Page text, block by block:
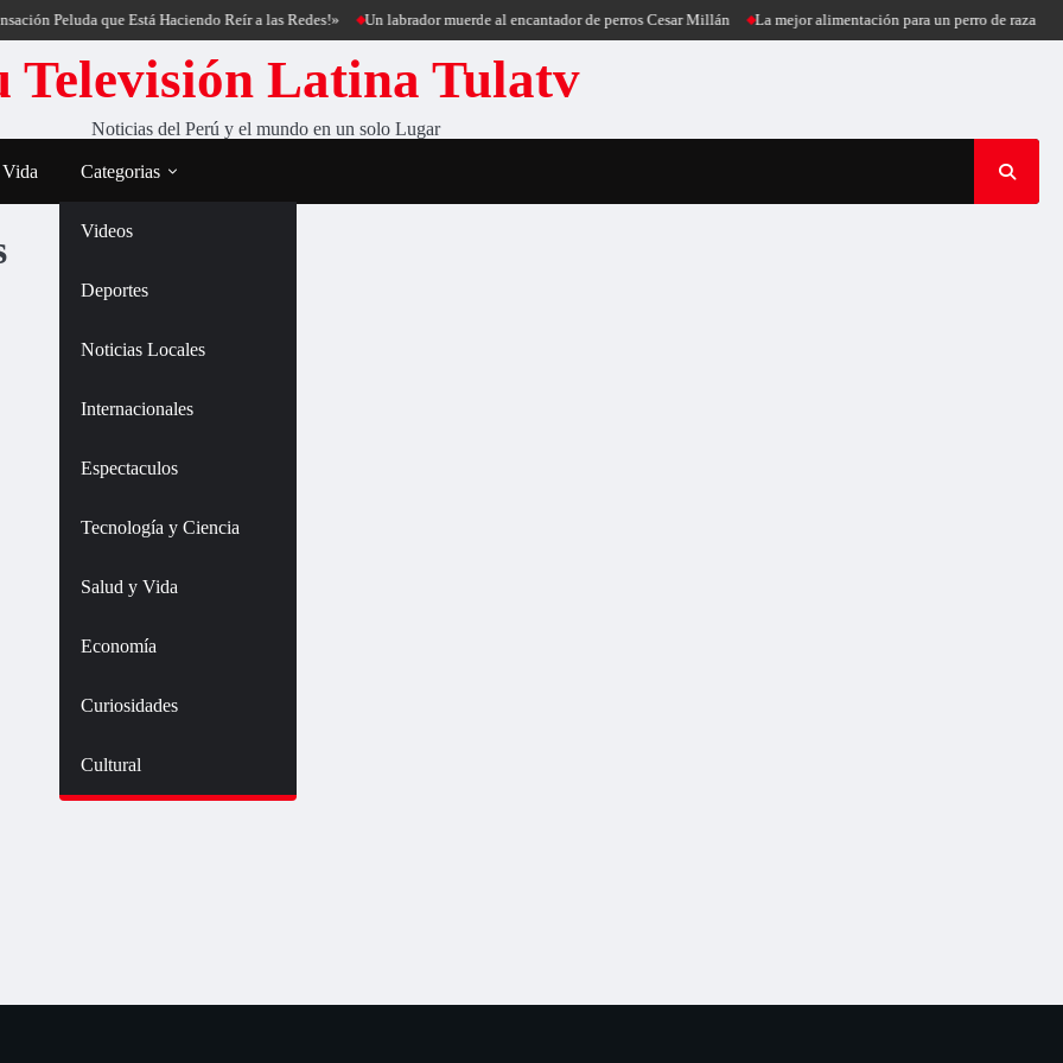
Peluda que Está Haciendo Reír a las Redes!» Un labrador muerde al encantador de perros Cesar Millán La mejor alimentación para un perro de raza
Televisión Latina Tulatv
Noticias del Perú y el mundo en un solo Lugar
Categorias
Videos
Deportes
Noticias Locales
Internacionales
Espectaculos
Tecnología y Ciencia
Salud y Vida
Economía
Curiosidades
Cultural